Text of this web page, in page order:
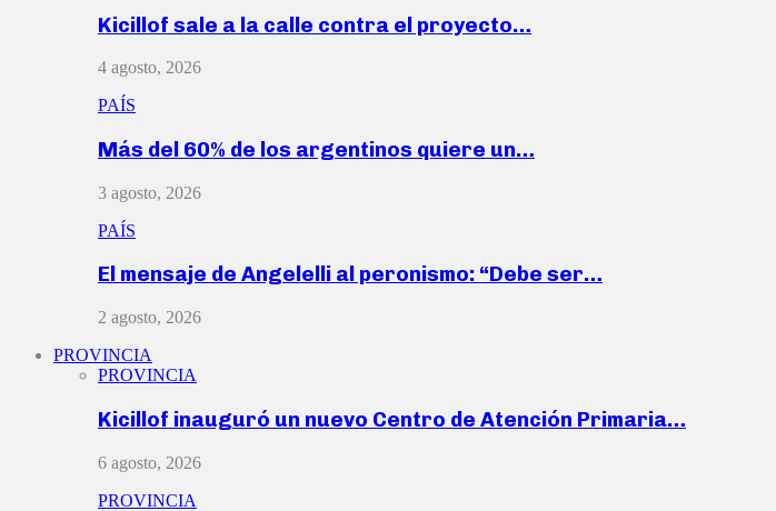
Kicillof sale a la calle contra el proyecto…
4 agosto, 2026
PAÍS
Más del 60% de los argentinos quiere un…
3 agosto, 2026
PAÍS
El mensaje de Angelelli al peronismo: “Debe ser…
2 agosto, 2026
PROVINCIA
PROVINCIA
Kicillof inauguró un nuevo Centro de Atención Primaria…
6 agosto, 2026
PROVINCIA